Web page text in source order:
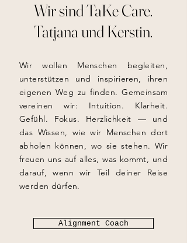
Wir sind TaKe Care.
Tatjana und Kerstin.
Wir wollen Menschen begleiten,
unterstützen und inspirieren, ihren
eigenen Weg zu finden. Gemeinsam
vereinen wir: Intuition. Klarheit.
Gefühl. Fokus. Herzlichkeit — und
das Wissen, wie wir Menschen dort
abholen können, wo sie stehen. Wir
freuen uns auf alles, was kommt, und
darauf, wenn wir Teil deiner Reise
werden dürfen.
Alignment Coach